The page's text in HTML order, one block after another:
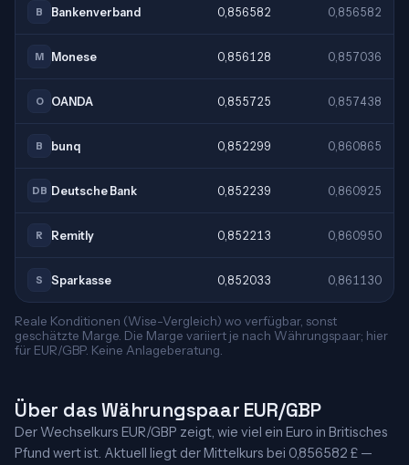
B Bankenverband 0,856582 0,856582
M Monese 0,856128 0,857036
O OANDA 0,855725 0,857438
B bunq 0,852299 0,860865
DB Deutsche Bank 0,852239 0,860925
R Remitly 0,852213 0,860950
S Sparkasse 0,852033 0,861130
Reale Konditionen (Wise-Vergleich) wo verfügbar, sonst
geschätzte Marge. Die Marge variiert je nach Währungspaar; hier
für EUR/GBP. Keine Anlageberatung.
Über das Währungspaar EUR/GBP
Der Wechselkurs EUR/GBP zeigt, wie viel ein Euro in Britisches
Pfund wert ist. Aktuell liegt der Mittelkurs bei 0,856582 £ —